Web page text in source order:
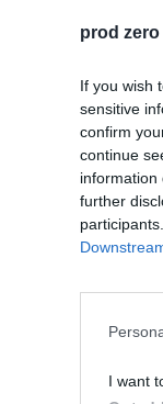
prod zero
If you wish
sensitive
confirm
continue
information
further
I want